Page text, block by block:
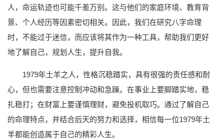
人，命运轨迹也可能千差万别。这与他们的家庭环境、教育背
景、个人经历等因素密切相关。因此，我们在研究八字命理
时，不能过于迷信，而应该将其作为一种工具，帮助我们更好
地了解自己，规划人生，提升自我。
1979年土羊之人，性格沉稳踏实，具有很强的责任感和耐
心，但也需要注意控制冲动和急躁。在事业上要脚踏实地，稳
扎稳打；在财富上要谨慎理财，避免投机取巧。通过了解自己
的命理特点，并结合后天的努力和选择，相信每一位1979年土
羊都能创造属于自己的精彩人生。